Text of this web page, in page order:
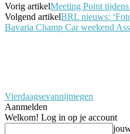
Vorig artikelMeeting Point
Volgend artikelBRL nieuws:
Bavaria Champ Car weekend
Vierdaagsevannijmegen
Aanmelden
Welkom! Log in op je account